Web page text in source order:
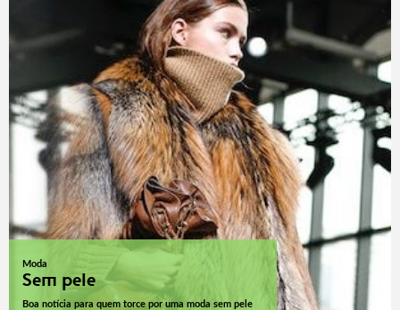
Moda
Sem pele
Boa notícia para quem torce por uma moda sem pele